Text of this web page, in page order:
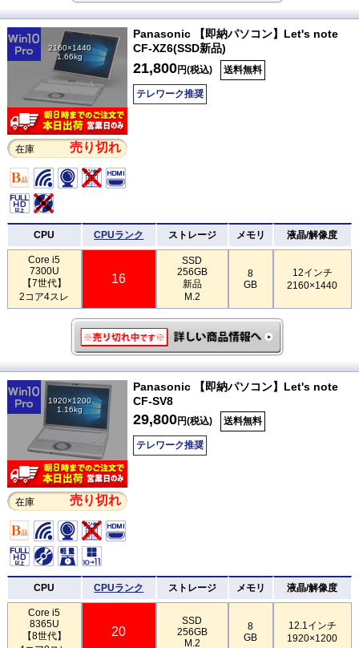
2160×1440
1.66kg
在庫 売り切れ
Panasonic 【即納パソコン】Let's note
CF-XZ6(SSD新品)
21,800円(税込) 送料無料
テレワーク推奨
CPU CPUランク ストレージ メモリ 液晶/解像度
Core i5
7300U
【7世代】
2コア4スレ
16
SSD
256GB
新品
M.2
8
GB
12インチ
2160×1440
1920×1200
1.16kg
在庫 売り切れ
Panasonic 【即納パソコン】Let's note
CF-SV8
29,800円(税込) 送料無料
テレワーク推奨
CPU CPUランク ストレージ メモリ 液晶/解像度
Core i5
8365U
【8世代】
20
SSD
256GB
M.2
8
GB
12.1インチ
1920×1200